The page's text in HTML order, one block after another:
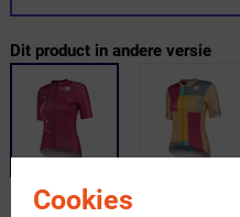
Cookies
Dit product in andere versie